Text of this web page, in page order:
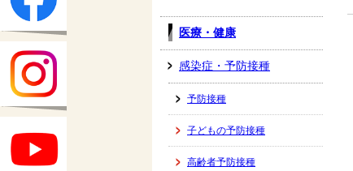
医療・健康
感染症・予防接種
予防接種
子どもの予防接種
高齢者予防接種